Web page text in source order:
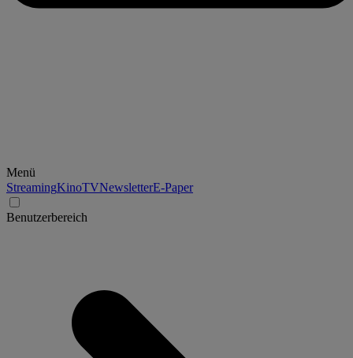
Menü
StreamingKinoTVNewsletterE-Paper
Benutzerbereich